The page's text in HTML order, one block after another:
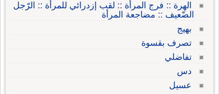
الهرة :: فرج المرأة :: لقب إزدرائي للمرأة :: الرّجل
الضّعيف :: مضاجعة المرأة
بهيج
تصرف بقسوة
تفاضلي
دس
عسيل